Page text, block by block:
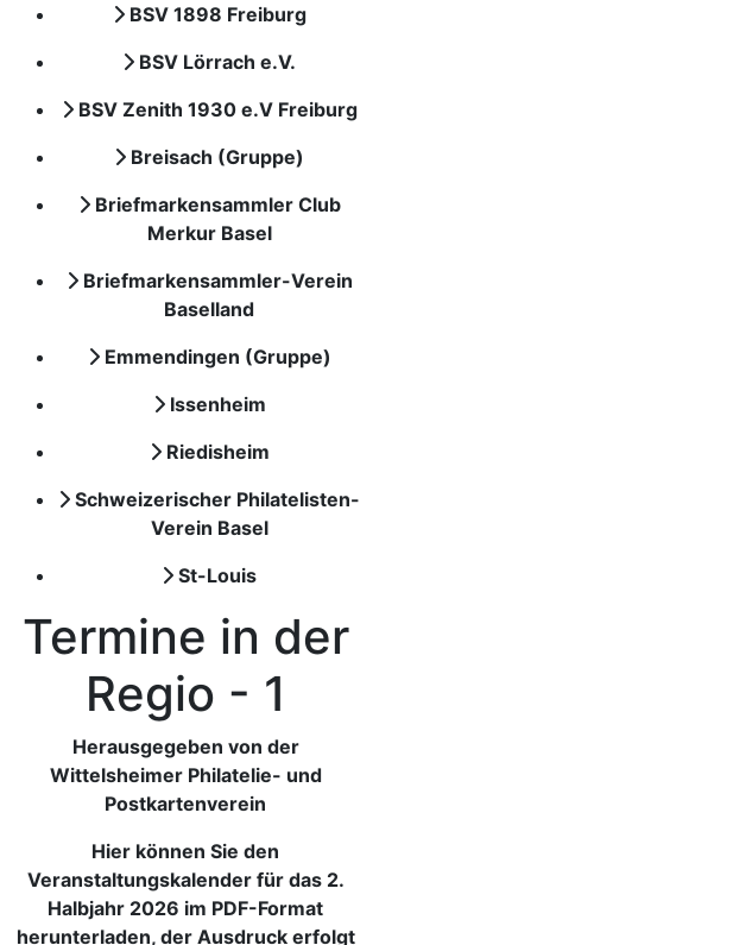
BSV 1898 Freiburg
BSV Lörrach e.V.
BSV Zenith 1930 e.V Freiburg
Breisach (Gruppe)
Briefmarkensammler Club
Merkur Basel
Briefmarkensammler-Verein
Baselland
Emmendingen (Gruppe)
Issenheim
Riedisheim
Schweizerischer Philatelisten-
Verein Basel
St-Louis
Termine in der
Regio - 1
Herausgegeben von der
Wittelsheimer Philatelie- und
Postkartenverein
Hier können Sie den
Veranstaltungskalender für das 2.
Halbjahr 2026 im PDF-Format
herunterladen, der Ausdruck erfolgt